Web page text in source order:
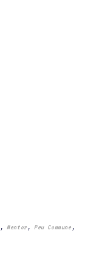
, Mentor , Peu Commune ,